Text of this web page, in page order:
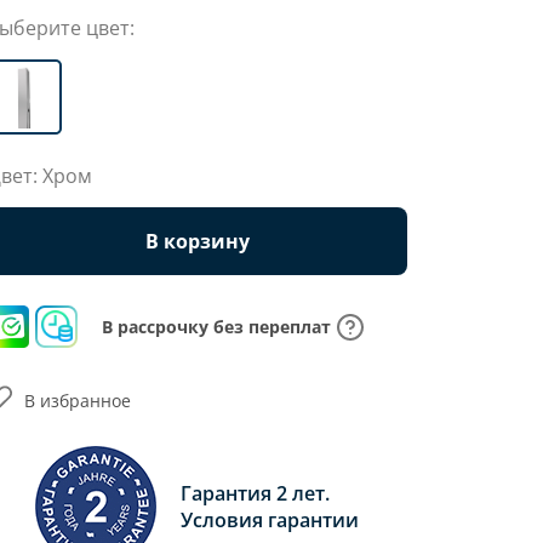
цвет:
Хром
В корзину
В рассрочку без переплат
Гарантия 2 лет.
Условия гарантии
В избранное